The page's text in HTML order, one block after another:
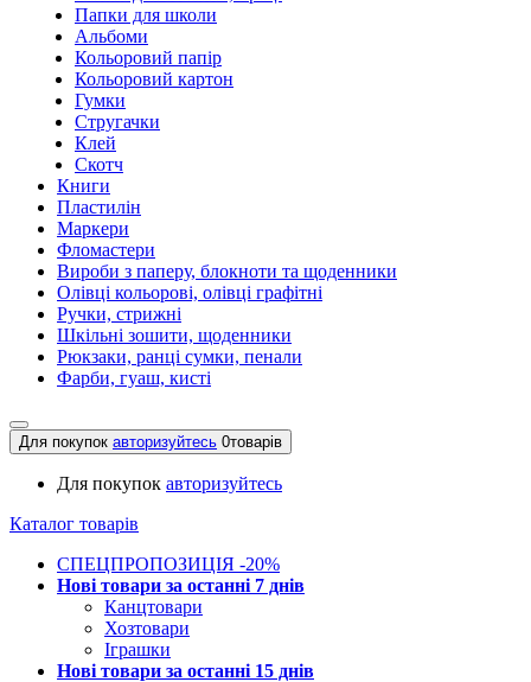
Папки для школи
Альбоми
Кольоровий папір
Кольоровий картон
Гумки
Стругачки
Клей
Скотч
Книги
Пластилін
Маркери
Фломастери
Вироби з паперу, блокноти та щоденники
Олівці кольорові, олівці графітні
Ручки, стрижні
Шкільні зошити, щоденники
Рюкзаки, ранці сумки, пенали
Фарби, гуаш, кисті
Для покупок авторизуйтесь 0товарів
Для покупок авторизуйтесь
Каталог товарів
СПЕЦПРОПОЗИЦІЯ -20%
Нові товари за останнi 7 днiв
Канцтовари
Хозтовари
Іграшки
Нові товари за останнi 15 днiв